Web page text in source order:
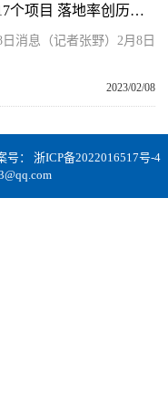
焦点信息:市县两会｜万宁去年签约17个项目 落地率创历史新高
消息（记者张野）2月8日
2023/02/08
号： 浙ICP备2022016517号-4